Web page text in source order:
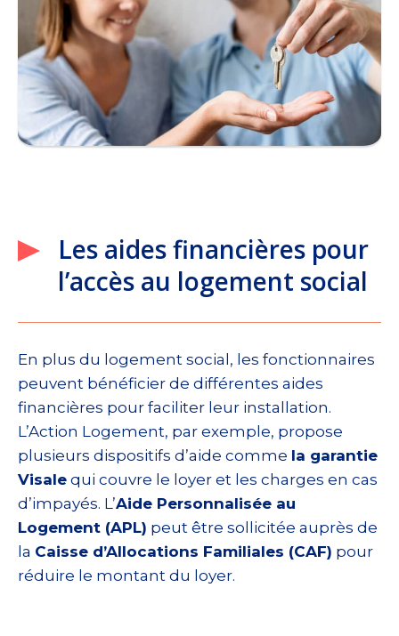
Les aides financières pour
l’accès au logement social
En plus du logement social, les fonctionnaires
peuvent bénéficier de différentes aides
financières pour faciliter leur installation.
L’Action Logement, par exemple, propose
plusieurs dispositifs d’aide comme la garantie
Visale qui couvre le loyer et les charges en cas
d’impayés. L’Aide Personnalisée au
Logement (APL) peut être sollicitée auprès de
la Caisse d’Allocations Familiales (CAF) pour
réduire le montant du loyer.